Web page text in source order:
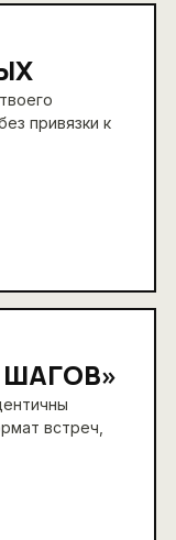
привязки к
встреч,